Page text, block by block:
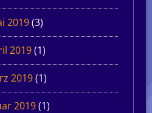
2019(3)
2019(1)
2019(1)
2019(1)